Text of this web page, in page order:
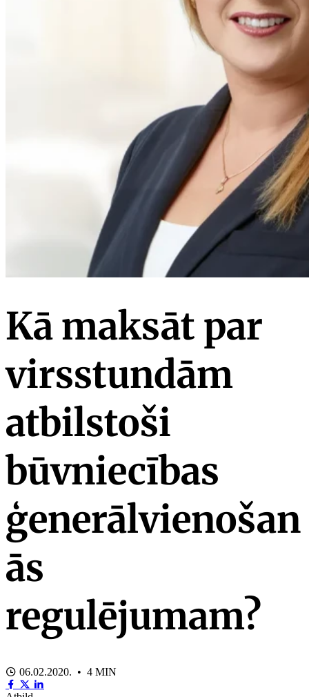
Kā maksāt par
virsstundām
atbilstoši
būvniecības
ģenerālvienošan
ās
regulējumam?
06.02.2020. • 4 MIN